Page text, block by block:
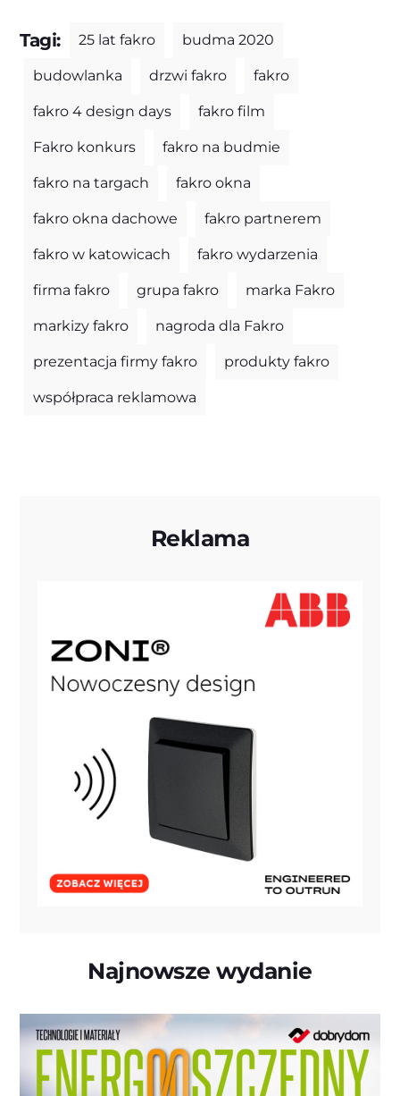
Tagi: 25 lat fakro budma 2020
budowlanka drzwi fakro fakro
fakro 4 design days fakro film
Fakro konkurs fakro na budmie
fakro na targach fakro okna
fakro okna dachowe fakro partnerem
fakro w katowicach fakro wydarzenia
firma fakro grupa fakro marka Fakro
markizy fakro nagroda dla Fakro
prezentacja firmy fakro produkty fakro
współpraca reklamowa
Reklama
Najnowsze wydanie